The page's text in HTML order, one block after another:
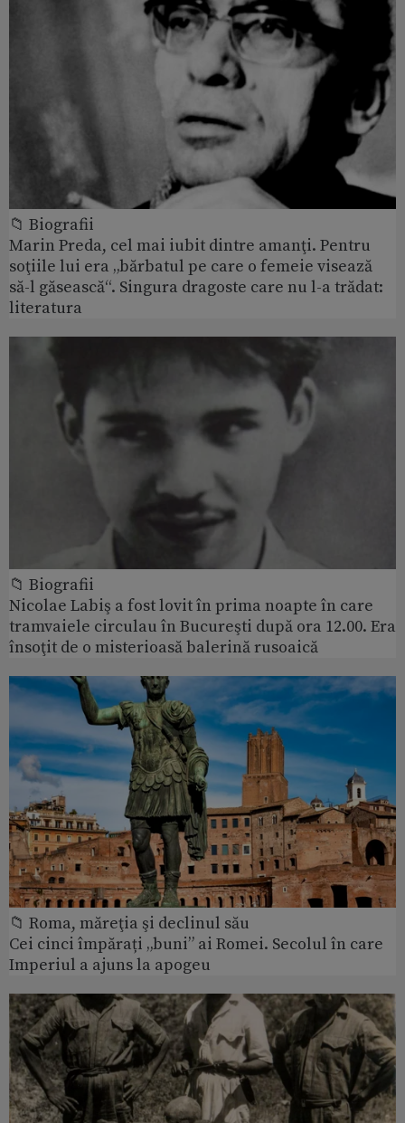
📁 Biografii
Marin Preda, cel mai iubit dintre amanţi. Pentru
soţiile lui era „bărbatul pe care o femeie visează
să-l găsească“. Singura dragoste care nu l-a trădat:
literatura
📁 Biografii
Nicolae Labiş a fost lovit în prima noapte în care
tramvaiele circulau în Bucureşti după ora 12.00. Era
însoţit de o misterioasă balerină rusoaică
📁 Roma, măreţia şi declinul său
Cei cinci împărați „buni” ai Romei. Secolul în care
Imperiul a ajuns la apogeu